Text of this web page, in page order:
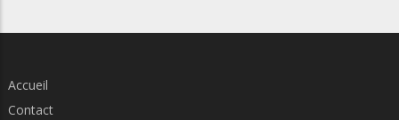
Accueil
Contact